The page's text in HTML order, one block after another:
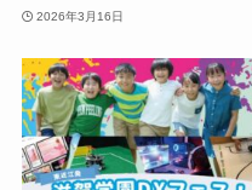
2026年3月16日